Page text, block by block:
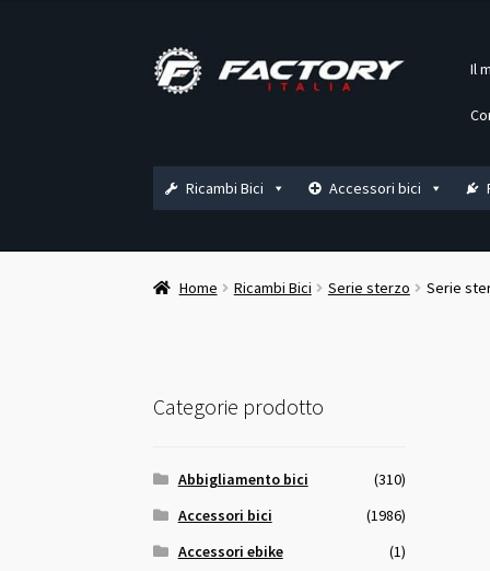
Vai
alla
Vai
al
Il
Ricambi Bici Accessori bici
Home Ricambi Bici Serie sterzo Serie
Categorie prodotto
Abbigliamento bici
(310)
Accessori bici
(1986)
Accessori ebike
(1)